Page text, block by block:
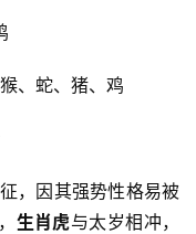
、蛇、猪、鸡
，因其强势性格易被
生肖虎与太岁相冲，